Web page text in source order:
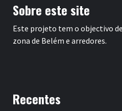
Sobre este site
Este projeto tem o objectivo
zona de Belém e arredores.
Recentes